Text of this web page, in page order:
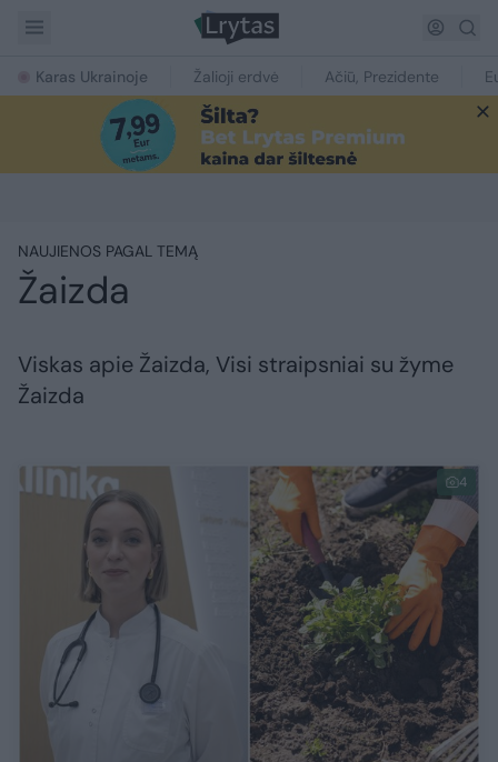
Karas Ukrainoje Žalioji erdvė Ačiū, Prezidente
NAUJIENOS PAGAL TEMĄ
Žaizda
Viskas apie Žaizda, Visi straipsniai su žyme
Žaizda
4